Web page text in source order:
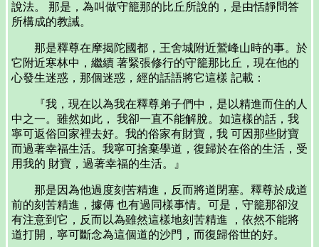
說法。 那是，為叫做守籠那的比丘所說的，是由恬靜問答
所構成的教誡。
那是釋尊在摩揭陀國都，王舍城附近鷲峰山時的事。於
它附近寒林中，繼續 著緊張修行的守籠那比丘，現在他的
心發生迷惑，那個迷惑，經的話語將它這樣 記載：
『我，現在以為我在釋尊弟子們中，是以精進而住的人
中之一。雖然如此， 我卻一直不能解脫。如這樣的話，我
寧可返俗回家裡去好。我的俗家有財寶，我 可因那些財寶
而過著幸福生活。我寧可捨棄學道，復歸於在俗的生活，受
用我的 財寶，過著幸福的生活。』
那是因為他過度刻苦精進，反而將道閉塞。釋尊於成道
前的刻苦精進，據傳 也有過同樣事情。可是，守籠那卻沒
有注意到它，反而以為雖然這樣地刻苦精進 ，依然不能將
道打開，寧可斷念為這個道的沙門，而復歸俗世的好。